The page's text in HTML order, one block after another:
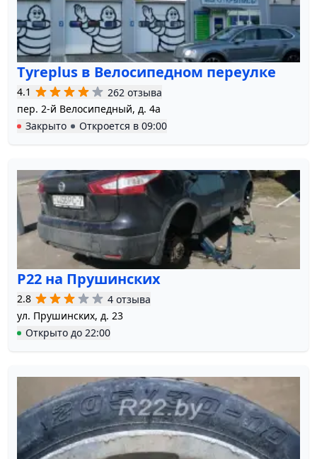
Tyreplus в Велосипедном переулке
4.1
262 отзыва
пер. 2-й Велосипедный, д. 4а
Закрыто
Откроется в 09:00
Р22 на Прушинских
2.8
4 отзыва
ул. Прушинских, д. 23
Открыто до 22:00